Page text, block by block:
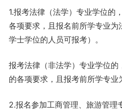
1.报考法律（法学）专业学位的
各项要求，且报名前所学专业为
学士学位的人员可报考）。
报考法律（非法学）专业学位的
的各项要求，且报考前所学专业
2.报名参加工商管理、旅游管理